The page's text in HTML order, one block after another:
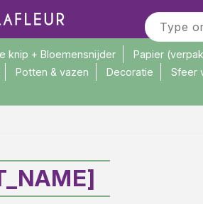
or unavailable. Errorcode
knip + Bloemensnijder Papier
Potten & vazen Decoratie Sfeer